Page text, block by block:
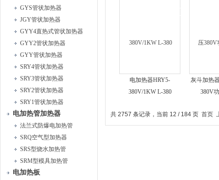
GYS管状加热器
JGY管状加热器
GYY4直热式管状加热器
GYY2管状加热器
GYY管状加热器
SRY4管状加热器
SRY3管状加热器
SRY2管状加热器
SRY1管状加热器
电加热管加热器
法兰式防爆电加热管
SRQ空气型加热器
SRS型烧水加热管
SRM型模具加热管
电加热板
电加热器HRY5-
380V/1KW L-380
灰斗加热
380V
共 2757 条记录，当前 12 / 184 页 首页